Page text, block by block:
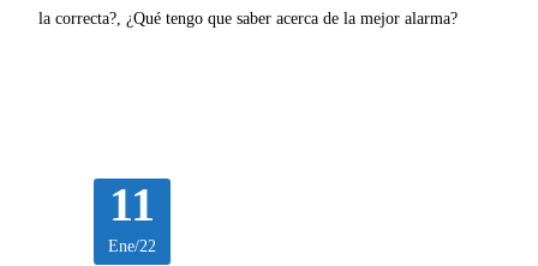
la correcta?, ¿Qué tengo que saber acerca de la mejor alarma?
11
Ene/22